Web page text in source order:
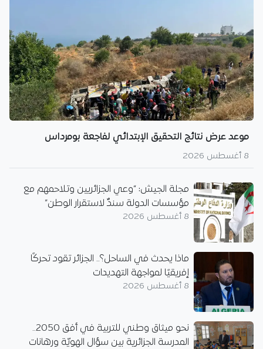
موعد عرض نتائج التحقيق الإبتدائي لفاجعة بومرداس
8 أغسطس 2026
مجلة الجيش: “وعي الجزائريين وتلاحمهم مع
مؤسسات الدولة سندٌ لاستقرار الوطن”
8 أغسطس 2026
ماذا يحدث في الساحل؟.. الجزائر تقود تحركًا
إفريقيًا لمواجهة التهديدات
8 أغسطس 2026
نحو ميثاق وطني للتربية في أفق 2050..
المدرسة الجزائرية بين سؤال الهويّة ورهانات